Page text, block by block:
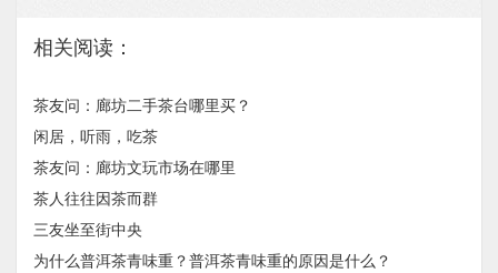
相关阅读：
茶友问：廊坊二手茶台哪里买？
闲居，听雨，吃茶
茶友问：廊坊文玩市场在哪里
茶人往往因茶而群
三友坐至街中央
为什么普洱茶青味重？普洱茶青味重的原因是什么？